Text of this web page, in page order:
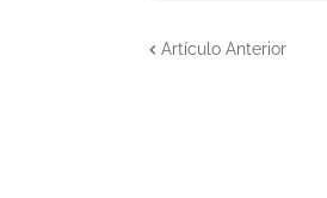
Artículo Anterior